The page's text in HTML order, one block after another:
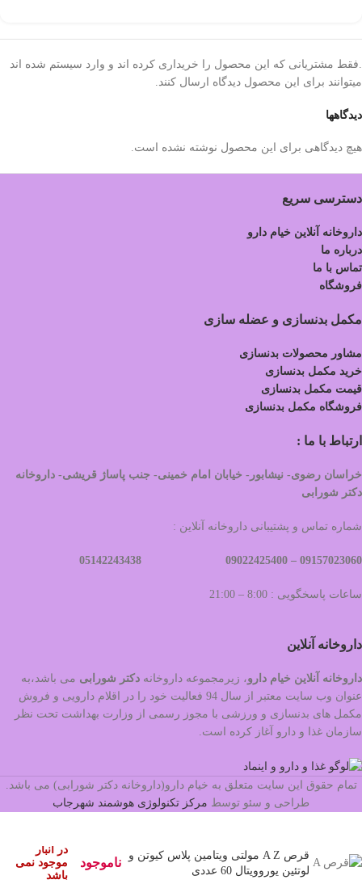
دیدگاهها
هیچ دیدگاهی برای این محصول نوشته نشده است.
.فقط مشتریانی که این محصول را خریداری کرده اند و وارد سیستم شده اند
میتوانند برای این محصول دیدگاه ارسال کنند.
دسترسی سریع
داروخانه آنلاین خیام دارو
درباره ما
تماس با ما
فروشگاه
مکمل بدنسازی و عضله سازی
مشاور محصولات بدنسازی
خرید مکمل بدنسازی
قیمت مکمل بدنسازی
فروشگاه مکمل بدنسازی
ارتباط با ما :
خراسان رضوی- نیشابور- خیابان امام خمینی- جنب پاساژ قریشی- داروخانه
دکتر شورابی
شماره تماس و پشتیبانی داروخانه آنلاین :
09157023060 –
ساعات پاسخگویی : 8:00 – 21:00
داروخانه آنلاین
داروخانه آنلاین خیام دارو، زیرمجموعه داروخانه دکتر شورابی می باشد،به
عنوان وب سایت معتبر از سال 94 فعالیت خود را در اقلام دارویی و فروش
مکمل های بدنسازی و ورزشی با مجوز رسمی از وزارت بهداشت تحت نظر
سازمان غذا و دارو آغاز کرده است.
تمام حقوق این سایت متعلق به خیام دارو(داروخانه دکتر شورابی) می باشد.
طراحی و سئو توسط مرکز تکنولوژی هوشمند شهرجاب
قرص A Z مولتی ویتامین پلاس کیوتن و
لوتئین یوروویتال 60 عددی
ناموجود
در انبار
موجود نمی
باشد